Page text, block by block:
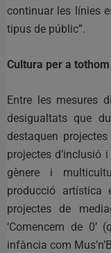
continuar les línies
tipus de públic”.
Cultura per a tothom
Entre les mesures
desigualtats que
destaquen
projectes d’inclusió i
gènere i
producció artística
projectes de
‘Comencem de
infància com